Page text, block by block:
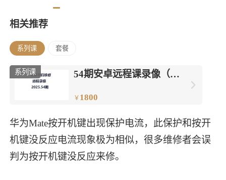
相关推荐
系列课 套餐
系列课
54期安卓远程课录像（学
￥ 1800
华为Mate按开机键出现保护电流，此保护和按开
机键没反应电流现象极为相似，很多维修者会误
判为按开机键没反应来修。